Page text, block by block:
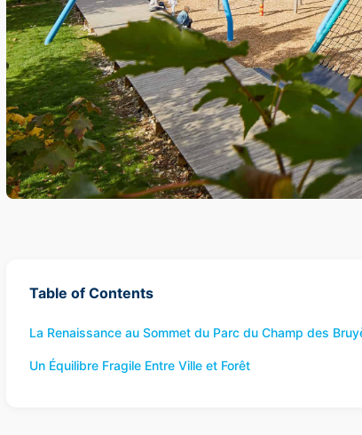
Table of Contents
La Renaissance au Sommet du Parc du Champ des
Un Équilibre Fragile Entre Ville et Forêt